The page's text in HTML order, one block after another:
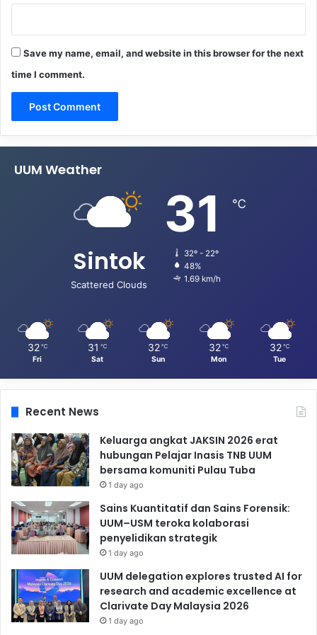
Save my name, email, and website in this browser for the next
time I comment.
UUM Weather
Sintok
Scattered Clouds
31 ℃
32º - 22º
48%
1.69 km/h
32 ℃
Fri
31 ℃
Sat
32 ℃
Sun
32 ℃
Mon
32 ℃
Tue
Recent News
Keluarga angkat JAKSIN 2026 erat
hubungan Pelajar Inasis TNB UUM
bersama komuniti Pulau Tuba
1 day ago
Sains Kuantitatif dan Sains Forensik:
UUM–USM teroka kolaborasi
penyelidikan strategik
1 day ago
UUM delegation explores trusted AI for
research and academic excellence at
Clarivate Day Malaysia 2026
1 day ago